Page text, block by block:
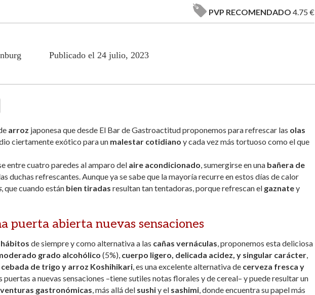
PVP RECOMENDADO 4.75 €
Publicado el 24 julio, 2023
arroz japonesa que desde El Bar de Gastroactitud proponemos para refrescar las olas
ciertamente exótico para un malestar cotidiano y cada vez más tortuoso como el que
entre cuatro paredes al amparo del aire acondicionado , sumergirse en una bañera de
duchas refrescantes. Aunque ya se sabe que la mayoría recurre en estos días de calor
, que cuando están bien tiradas resultan tan tentadoras, porque refrescan el gaznatey
puerta abierta nuevas sensaciones
hábitos de siempre y como alternativa a las cañas vernáculas , proponemos esta deliciosa
grado alcohólico (5%), cuerpo ligero, delicada acidez, y singular carácter
cebada de trigo y arroz Koshihikari , es una excelente alternativa de cerveza fresca y
puertas a nuevas sensaciones –tiene sutiles notas florales y de cereal– y puede resultar un
gastronómicas , más allá del sushiy el sashimi , donde encuentra su papel más